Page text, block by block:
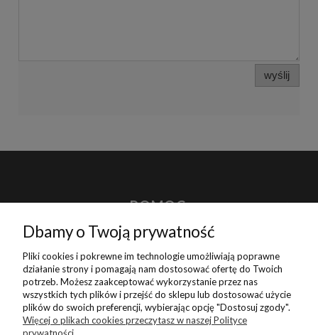
wyślij
POMOC
PŁATNOŚCI I DOSTAWA
Dbamy o Twoją prywatność
Pliki cookies i pokrewne im technologie umożliwiają poprawne
działanie strony i pomagają nam dostosować ofertę do Twoich
potrzeb. Możesz zaakceptować wykorzystanie przez nas
wszystkich tych plików i przejść do sklepu lub dostosować użycie
plików do swoich preferencji, wybierając opcję "Dostosuj zgody".
Więcej o plikach cookies przeczytasz w naszej Polityce